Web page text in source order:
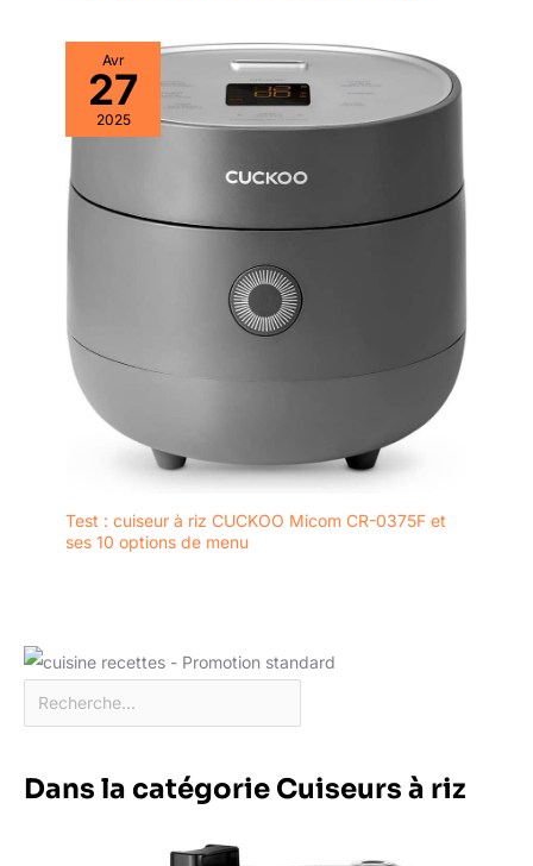
Avr
27
2025
Test : cuiseur à riz CUCKOO Micom CR-0375F et
ses 10 options de menu
Dans la catégorie Cuiseurs à riz